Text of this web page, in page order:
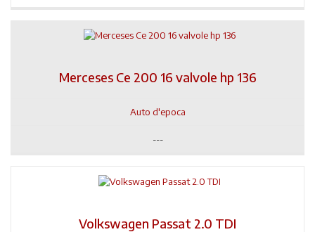
Merceses Ce 200 16 valvole hp 136
Auto d'epoca
---
Volkswagen Passat 2.0 TDI